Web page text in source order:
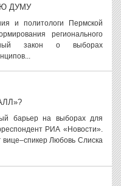
ДУМУ
и политологи Пермской
регионального
закон о выборах
барьер на выборах для
РИА «Новости».
вице–спикер Любовь Слиска